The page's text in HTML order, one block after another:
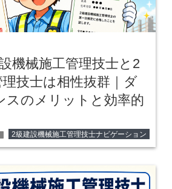
機械施工管理技士と2
技士は相性抜群｜ダ
スのメリットと効率的
2級建設機械施工管理技士ナビゲーション